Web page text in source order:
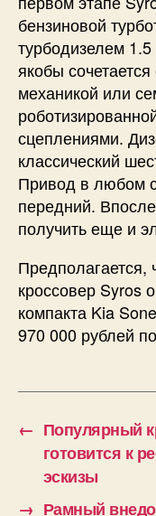
бензиновой
турбодизелем
якобы
механикой или
сцеплениями.
классический
Привод в любом
передний.
получить еще и
Предполагается,
кроссовер Syros
компакта Kia
970 000 рублей
← Популярный
готовится к
эскизы
→ Рамный